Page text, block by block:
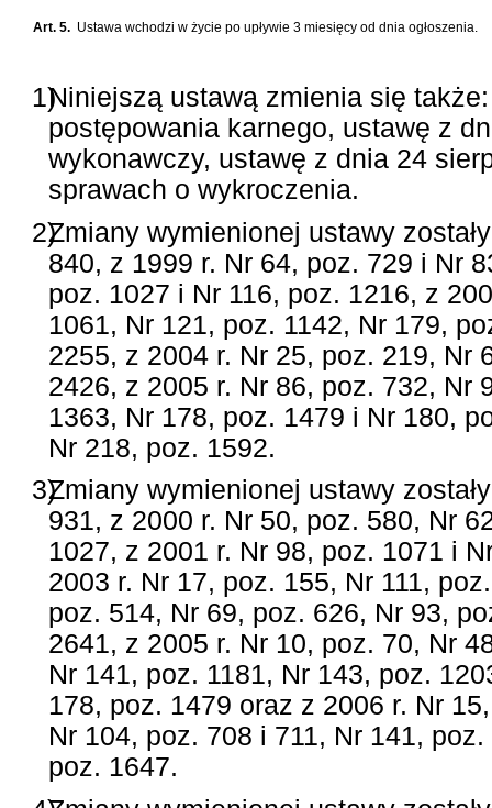
Art. 5. Ustawa wchodzi w życie po upływie 3 miesięcy od dnia ogłoszenia.
1)Niniejszą ustawą zmienia się
postępowania karnego, ustawę z
wykonawczy, ustawę z dnia 24
sprawach o wykroczenia.
2)Zmiany wymienionej ustawy
840, z 1999 r. Nr 64, poz. 729 i Nr
poz. 1027 i Nr 116, poz. 1216, z
1061, Nr 121, poz. 1142, Nr 179,
2255, z 2004 r. Nr 25, poz. 219, Nr
2426, z 2005 r. Nr 86, poz. 732, Nr
1363, Nr 178, poz. 1479 i Nr 180,
Nr 218, poz. 1592.
3)Zmiany wymienionej ustawy
931, z 2000 r. Nr 50, poz. 580, Nr
1027, z 2001 r. Nr 98, poz. 1071 i
2003 r. Nr 17, poz. 155, Nr 111,
poz. 514, Nr 69, poz. 626, Nr 93,
2641, z 2005 r. Nr 10, poz. 70, Nr
Nr 141, poz. 1181, Nr 143, poz.
178, poz. 1479 oraz z 2006 r. Nr
Nr 104, poz. 708 i 711, Nr 141,
poz. 1647.